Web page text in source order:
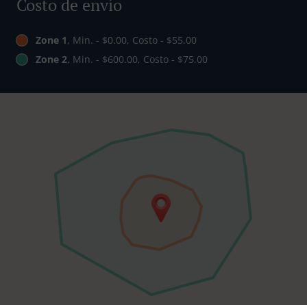
Costo de envío
Zone 1, Min. - $0.00, Costo - $55.00
Zone 2, Min. - $600.00, Costo - $75.00